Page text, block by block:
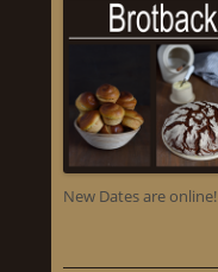
New Dates are online!